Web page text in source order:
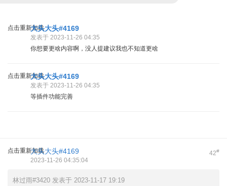
点击重新加载大头大头#4169
发表于 2023-11-26 04:35
你想要更啥内容啊，没人提建议我也不知道更啥
点击重新加载大头大头#4169
发表于 2023-11-26 04:35
等插件功能完善
点击重新加载 42#
大头大头#4169
2023-11-26 04:35:04
林过雨#3420 发表于 2023-11-17 19:19